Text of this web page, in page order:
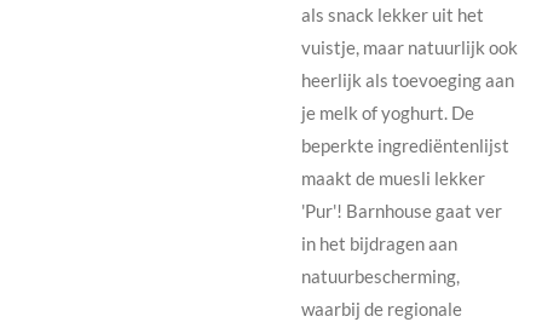
als snack lekker uit het
vuistje, maar natuurlijk ook
heerlijk als toevoeging aan
je melk of yoghurt. De
beperkte ingrediëntenlijst
maakt de muesli lekker
'Pur'! Barnhouse gaat ver
in het bijdragen aan
natuurbescherming,
waarbij de regionale